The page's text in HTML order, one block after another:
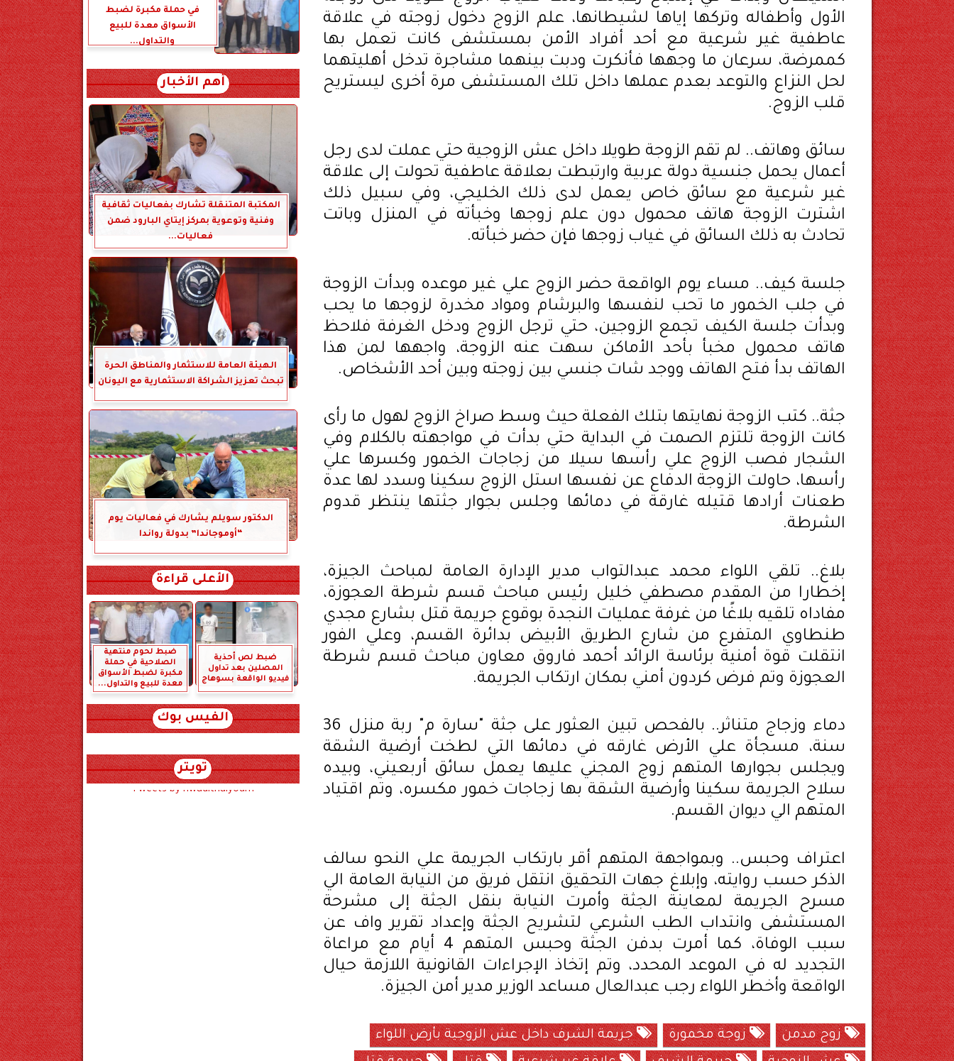
الأول وأطفاله وتركها إياها لشيطانها، علم الزوج دخول زوجته في علاقة
عاطفية غير شرعية مع أحد أفراد الأمن بمستشفى كانت تعمل بها
كممرضة، سرعان ما وجهها فأنكرت ودبت بينهما مشاجرة تدخل أهليتهما
لحل النزاع والتوعد بعدم عملها داخل تلك المستشفى مرة أخرى ليستريح
قلب الزوج.
سائق وهاتف.. لم تقم الزوجة طويلا داخل عش الزوجية حتي عملت لدى رجل
أعمال يحمل جنسية دولة عربية وارتبطت بعلاقة عاطفية تحولت إلى علاقة
غير شرعية مع سائق خاص يعمل لدى ذلك الخليجي، وفي سبيل ذلك
اشترت الزوجة هاتف محمول دون علم زوجها وخبأته في المنزل وباتت
تحادث به ذلك السائق في غياب زوجها فإن حضر خبأته.
جلسة كيف.. مساء يوم الواقعة حضر الزوج علي غير موعده وبدأت الزوجة
في جلب الخمور ما تحب لنفسها والبرشام ومواد مخدرة لزوجها ما يحب
وبدأت جلسة الكيف تجمع الزوجين، حتي ترجل الزوج ودخل الغرفة فلاحظ
هاتف محمول مخبأ بأحد الأماكن سهت عنه الزوجة، واجهها لمن هذا
الهاتف بدأ فتح الهاتف ووجد شات جنسي بين زوجته وبين أحد الأشخاص.
جثة.. كتب الزوجة نهايتها بتلك الفعلة حيث وسط صراخ الزوج لهول ما رأى
كانت الزوجة تلتزم الصمت في البداية حتي بدأت في مواجهته بالكلام وفي
الشجار فصب الزوج علي رأسها سيلا من زجاجات الخمور وكسرها علي
رأسها، حاولت الزوجة الدفاع عن نفسها استل الزوج سكينا وسدد لها عدة
طعنات أرادها قتيله غارقة في دمائها وجلس بجوار جثتها ينتظر قدوم
الشرطة.
بلاغ.. تلقي اللواء محمد عبدالتواب مدير الإدارة العامة لمباحث الجيزة،
إخطارا من المقدم مصطفي خليل رئيس مباحث قسم شرطة العجوزة،
مفاداه تلقيه بلاغًا من غرفة عمليات النجدة بوقوع جريمة قتل بشارع مجدي
طنطاوي المتفرع من شارع الطريق الأبيض بدائرة القسم، وعلي الفور
انتقلت قوة أمنية برئاسة الرائد أحمد فاروق معاون مباحث قسم شرطة
العجوزة وتم فرض كردون أمني بمكان ارتكاب الجريمة.
دماء وزجاج متناثر.. بالفحص تبين العثور على جثة "سارة م" ربة منزل 36
سنة، مسجأة علي الأرض غارقه في دمائها التي لطخت أرضية الشقة
ويجلس بجوارها المتهم زوج المجني عليها يعمل سائق أربعيني، وبيده
سلاح الجريمة سكينا وأرضية الشقة بها زجاجات خمور مكسره، وتم اقتياد
المتهم الي ديوان القسم.
اعتراف وحبس.. وبمواجهة المتهم أقر بارتكاب الجريمة علي النحو سالف
الذكر حسب روايته، وإبلاغ جهات التحقيق انتقل فريق من النيابة العامة الي
مسرح الجريمة لمعاينة الجثة وأمرت النيابة بنقل الجثة إلى مشرحة
المستشفى وانتداب الطب الشرعي لتشريح الجثة وإعداد تقرير واف عن
سبب الوفاة، كما أمرت بدفن الجثة وحبس المتهم 4 أيام مع مراعاة
التجديد له في الموعد المحدد، وتم إتخاذ الإجراءات القانونية اللازمة حيال
الواقعة وأخطر اللواء رجب عبدالعال مساعد الوزير مدير أمن الجيزة.
زوج مدمن زوجة مخمورة
جريمة الشرف داخل عش الزوجية بأرض اللواء
في حملة مكبرة لضبط
الأسواق معدة للبيع
والتداول...
أهم الأخبار
المكتبة المتنقلة تشارك بفعاليات ثقافية
وفنية وتوعوية بمركز إيتاي البارود ضمن
فعاليات...
الهيئة العامة للاستثمار والمناطق الحرة
تبحث تعزيز الشراكة الاستثمارية مع اليونان
الدكتور سويلم يشارك في فعاليات يوم
“أوموجاندا” بدولة رواندا
الأعلى قراءة
ضبط لص أحذية
المصلين بعد تداول
فيديو الواقعة بسوهاج
ضبط لحوم منتهية
الصلاحية في حملة
مكبرة لضبط الأسواق
معدة للبيع والتداول...
الفيس بوك
تويتر
Tweets by hwadithalyoum